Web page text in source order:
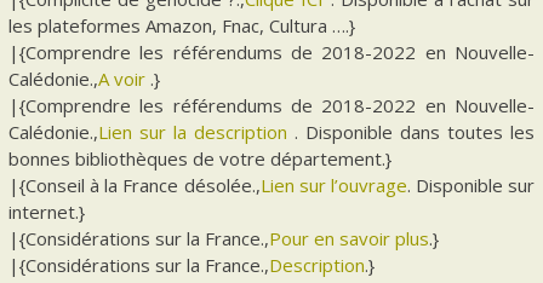
les plateformes Amazon, Fnac, Cultura ….}
|{Comprendre les référendums de 2018-2022 en Nouvelle-
Calédonie.,A voir .}
|{Comprendre les référendums de 2018-2022 en Nouvelle-
Calédonie.,Lien sur la description . Disponible dans toutes les
bonnes bibliothèques de votre département.}
|{Conseil à la France désolée.,Lien sur l’ouvrage. Disponible sur
internet.}
|{Considérations sur la France.,Pour en savoir plus.}
|{Considérations sur la France.,Description.}